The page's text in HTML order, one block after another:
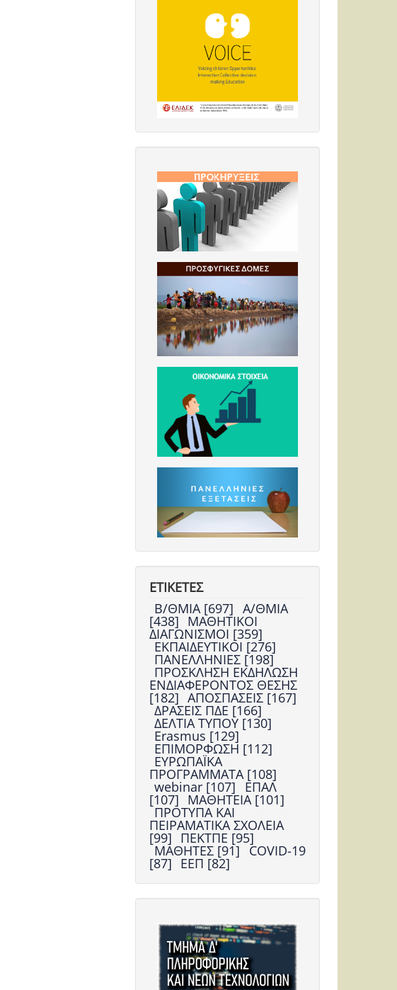
ΕΤΙΚΕΤΕΣ
Β/ΘΜΙΑ [697] Α/ΘΜΙΑ
[438] ΜΑΘΗΤΙΚΟΙ
ΔΙΑΓΩΝΙΣΜΟΙ [359]
ΕΚΠΑΙΔΕΥΤΙΚΟΙ [276]
ΠΑΝΕΛΛΗΝΙΕΣ [198]
ΠΡΟΣΚΛΗΣΗ ΕΚΔΗΛΩΣΗ
ΕΝΔΙΑΦΕΡΟΝΤΟΣ ΘΕΣΗΣ
[182] ΑΠΟΣΠΑΣΕΙΣ [167]
ΔΡΑΣΕΙΣ ΠΔΕ [166]
ΔΕΛΤΙΑ ΤΥΠΟΥ [130]
Erasmus [129]
ΕΠΙΜΟΡΦΩΣΗ [112]
ΕΥΡΩΠΑΪΚΑ
ΠΡΟΓΡΑΜΜΑΤΑ [108]
webinar [107] ΕΠΑΛ
[107] ΜΑΘΗΤΕΙΑ [101]
ΠΡΟΤΥΠΑ ΚΑΙ
ΠΕΙΡΑΜΑΤΙΚΑ ΣΧΟΛΕΙΑ
[99] ΠΕΚΤΠΕ [95]
ΜΑΘΗΤΕΣ [91] COVID-19
[87] ΕΕΠ [82]